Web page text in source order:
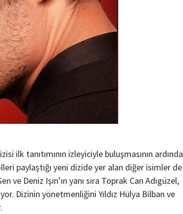
ilk tanıtımının izleyiciyle buluşmasının
paylaştığı yeni dizide yer alan diğer isimler de
Deniz Işın’ın yanı sıra Toprak Can Adıgüzel,
Dizinin yönetmenliğini Yıldız Hülya Bilban ve
Çevre Dostu Ulaşım Araçları
2 yıl ago Medya Haber
Çevre dostu ulaşım araçları karbon ayak izinin
azaltılmasında önemli bir role sahiptir. Teknolojinin